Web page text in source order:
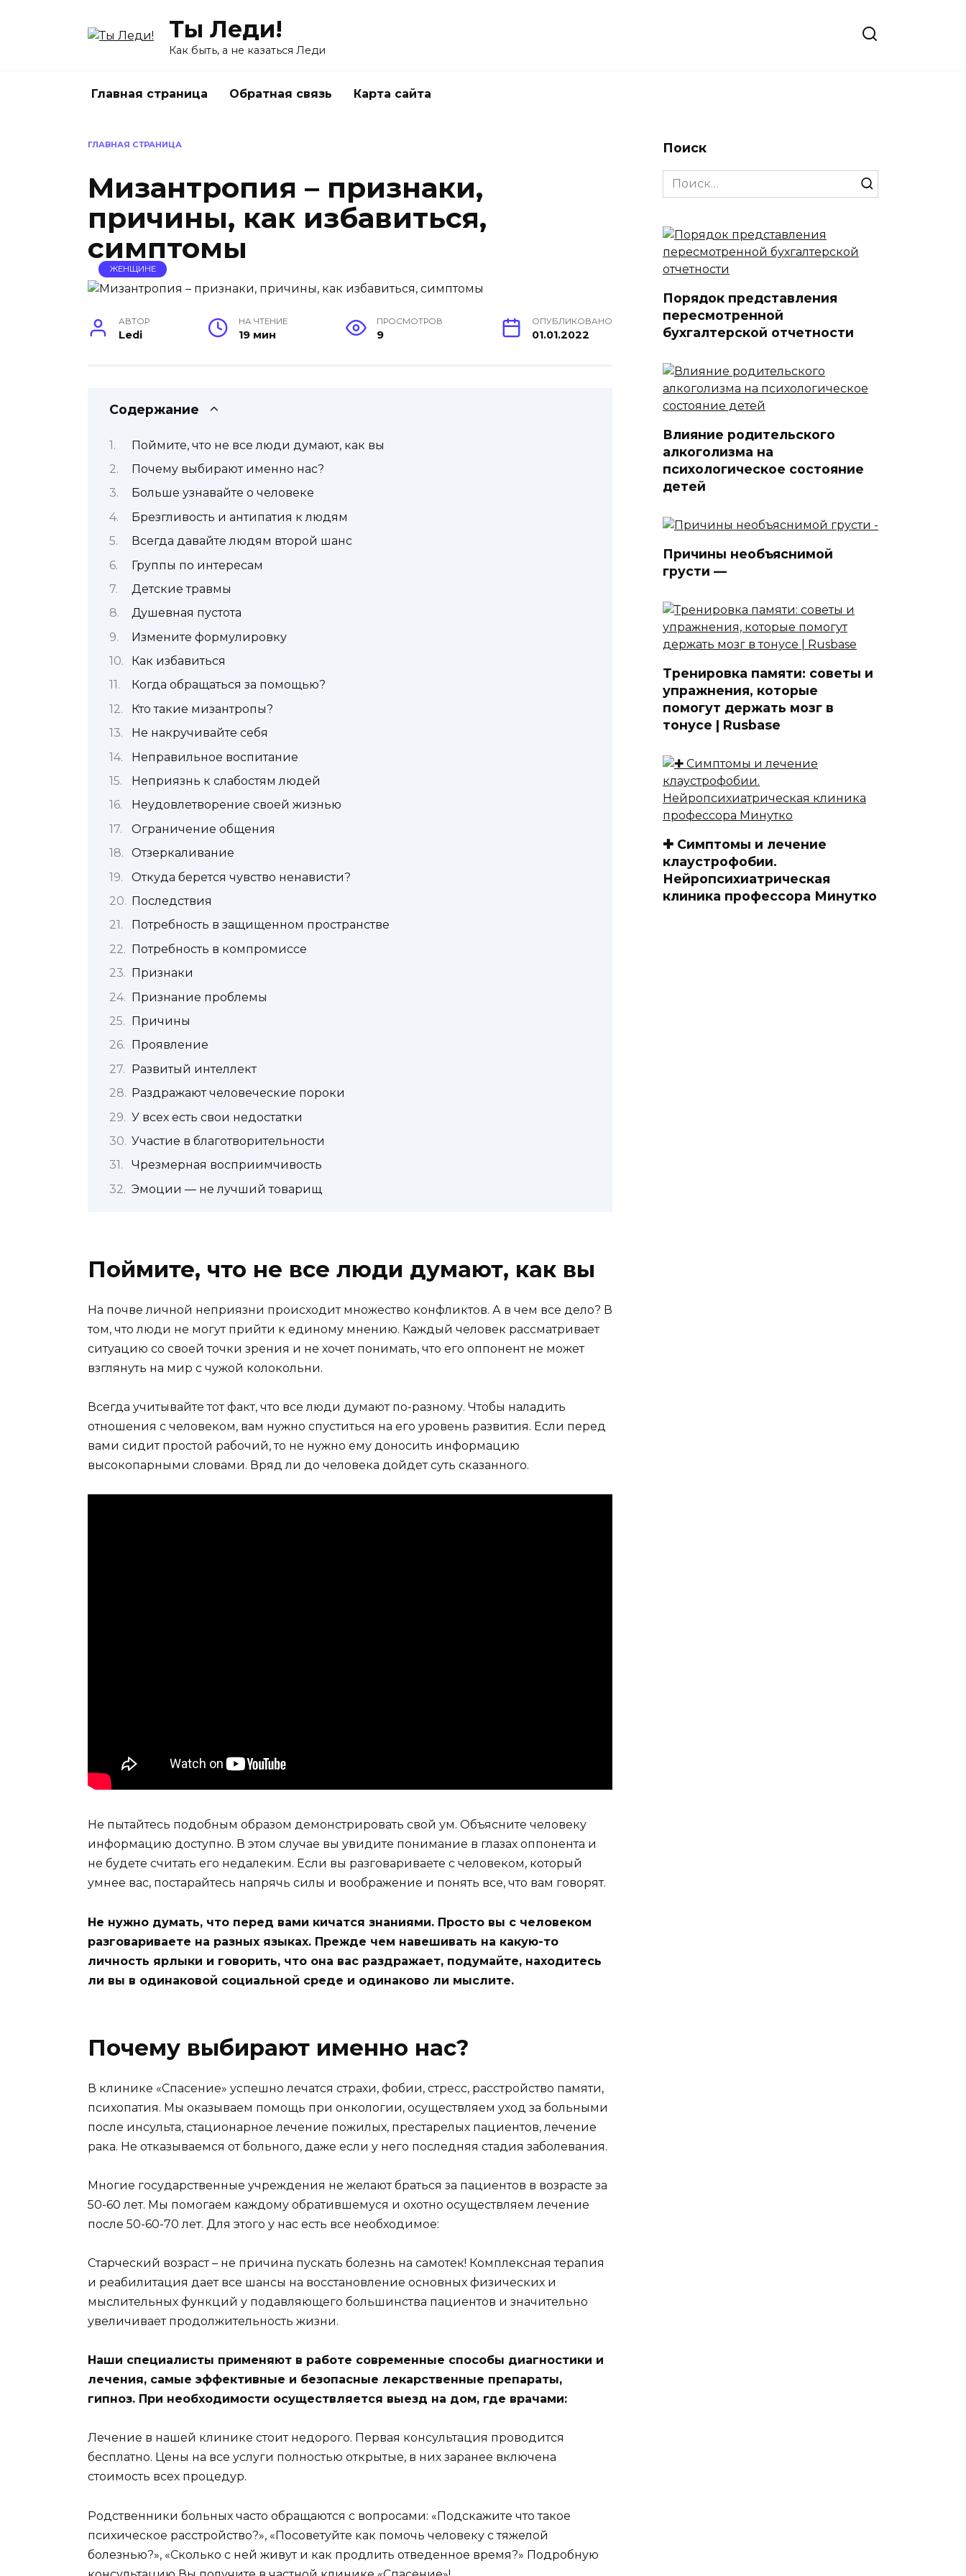
Ты Леди!
Как быть, а не казаться Леди
Главная страница Обратная связь Карта сайта
ГЛАВНАЯ СТРАНИЦА
Мизантропия – признаки,
причины, как избавиться,
симптомы
ЖЕНЩИНЕ
АВТОР
Ledi
НА ЧТЕНИЕ
19 мин
ПРОСМОТРОВ
9
ОПУБЛИКОВАНО
01.01.2022
Содержание
Поймите, что не все люди думают, как вы
Почему выбирают именно нас?
Больше узнавайте о человеке
Брезгливость и антипатия к людям
Всегда давайте людям второй шанс
Группы по интересам
Детские травмы
Душевная пустота
Измените формулировку
Как избавиться
Когда обращаться за помощью?
Кто такие мизантропы?
Не накручивайте себя
Неправильное воспитание
Неприязнь к слабостям людей
Неудовлетворение своей жизнью
Ограничение общения
Отзеркаливание
Откуда берется чувство ненависти?
Последствия
Потребность в защищенном пространстве
Потребность в компромиссе
Признаки
Признание проблемы
Причины
Проявление
Развитый интеллект
Раздражают человеческие пороки
У всех есть свои недостатки
Участие в благотворительности
Чрезмерная восприимчивость
Эмоции — не лучший товарищ
Поймите, что не все люди думают, как вы
На почве личной неприязни происходит множество конфликтов. А в чем все дело? В
том, что люди не могут прийти к единому мнению. Каждый человек рассматривает
ситуацию со своей точки зрения и не хочет понимать, что его оппонент не может
взглянуть на мир с чужой колокольни.
Всегда учитывайте тот факт, что все люди думают по-разному. Чтобы наладить
отношения с человеком, вам нужно спуститься на его уровень развития. Если перед
вами сидит простой рабочий, то не нужно ему доносить информацию
высокопарными словами. Вряд ли до человека дойдет суть сказанного.
Не пытайтесь подобным образом демонстрировать свой ум. Объясните человеку
информацию доступно. В этом случае вы увидите понимание в глазах оппонента и
не будете считать его недалеким. Если вы разговариваете с человеком, который
умнее вас, постарайтесь напрячь силы и воображение и понять все, что вам говорят.
Не нужно думать, что перед вами кичатся знаниями. Просто вы с человеком
разговариваете на разных языках. Прежде чем навешивать на какую-то
личность ярлыки и говорить, что она вас раздражает, подумайте, находитесь
ли вы в одинаковой социальной среде и одинаково ли мыслите.
Почему выбирают именно нас?
В клинике «Спасение» успешно лечатся страхи, фобии, стресс, расстройство памяти,
психопатия. Мы оказываем помощь при онкологии, осуществляем уход за больными
после инсульта, стационарное лечение пожилых, престарелых пациентов, лечение
рака. Не отказываемся от больного, даже если у него последняя стадия заболевания.
Многие государственные учреждения не желают браться за пациентов в возрасте за
50-60 лет. Мы помогаем каждому обратившемуся и охотно осуществляем лечение
после 50-60-70 лет. Для этого у нас есть все необходимое:
Старческий возраст – не причина пускать болезнь на самотек! Комплексная терапия
и реабилитация дает все шансы на восстановление основных физических и
мыслительных функций у подавляющего большинства пациентов и значительно
увеличивает продолжительность жизни.
Наши специалисты применяют в работе современные способы диагностики и
лечения, самые эффективные и безопасные лекарственные препараты,
гипноз. При необходимости осуществляется выезд на дом, где врачами:
Лечение в нашей клинике стоит недорого. Первая консультация проводится
бесплатно. Цены на все услуги полностью открытые, в них заранее включена
стоимость всех процедур.
Родственники больных часто обращаются с вопросами: «Подскажите что такое
психическое расстройство?», «Посоветуйте как помочь человеку с тяжелой
болезнью?», «Сколько с ней живут и как продлить отведенное время?» Подробную
Поиск
Search
for:
Порядок представления
пересмотренной
бухгалтерской отчетности
Влияние родительского
алкоголизма на
психологическое состояние
детей
Причины необъяснимой
грусти —
Тренировка памяти: советы и
упражнения, которые
помогут держать мозг в
тонусе | Rusbase
✚ Симптомы и лечение
клаустрофобии.
Нейропсихиатрическая
клиника профессора Минутко